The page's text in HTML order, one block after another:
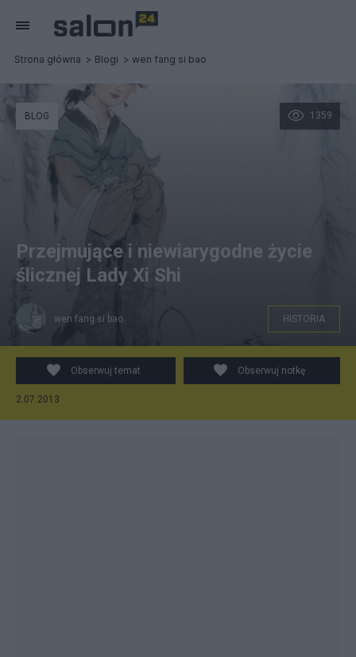
Strona główna Blogi wen fang si bao
1359
BLOG
Przejmujące i niewiarygodne życie
ślicznej Lady Xi Shi
wen fang si bao HISTORIA
Obserwuj temat Obserwuj notkę
2.07.2013